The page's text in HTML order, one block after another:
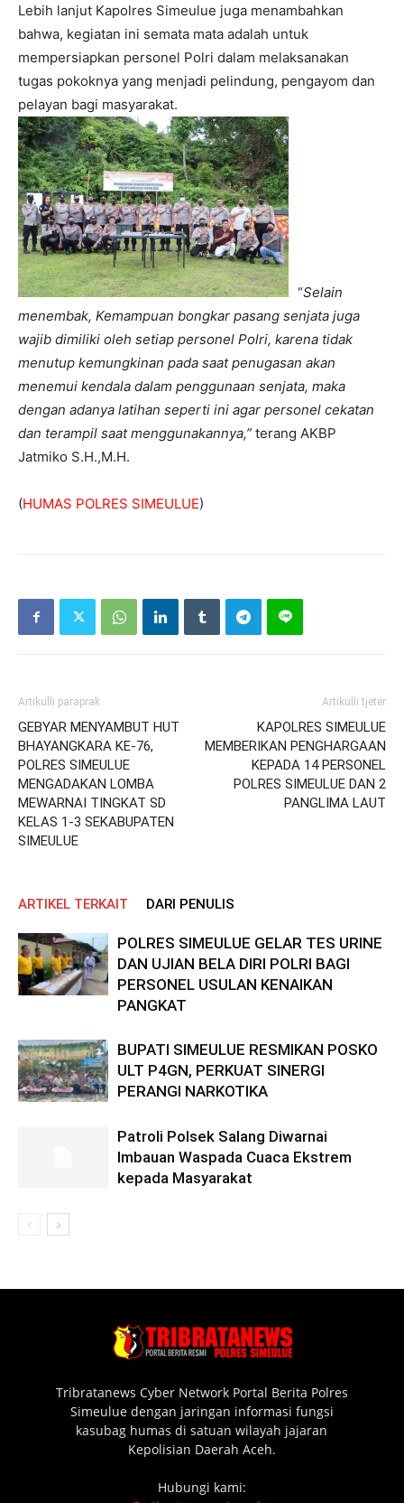
Lebih lanjut Kapolres Simeulue juga menambahkan
bahwa, kegiatan ini semata mata adalah untuk
mempersiapkan personel Polri dalam melaksanakan
tugas pokoknya yang menjadi pelindung, pengayom dan
pelayan bagi masyarakat.
“Selain
menembak, Kemampuan bongkar pasang senjata juga
wajib dimiliki oleh setiap personel Polri, karena tidak
menutup kemungkinan pada saat penugasan akan
menemui kendala dalam penggunaan senjata, maka
dengan adanya latihan seperti ini agar personel cekatan
dan terampil saat menggunakannya,” terang AKBP
Jatmiko S.H.,M.H.
(HUMAS POLRES SIMEULUE)
Artikulli paraprak
GEBYAR MENYAMBUT HUT
BHAYANGKARA KE-76,
POLRES SIMEULUE
MENGADAKAN LOMBA
MEWARNAI TINGKAT SD
KELAS 1-3 SEKABUPATEN
SIMEULUE
Artikulli tjetër
KAPOLRES SIMEULUE
MEMBERIKAN PENGHARGAAN
KEPADA 14 PERSONEL
POLRES SIMEULUE DAN 2
PANGLIMA LAUT
ARTIKEL TERKAIT DARI PENULIS
POLRES SIMEULUE GELAR TES URINE
DAN UJIAN BELA DIRI POLRI BAGI
PERSONEL USULAN KENAIKAN
PANGKAT
BUPATI SIMEULUE RESMIKAN POSKO
ULT P4GN, PERKUAT SINERGI
PERANGI NARKOTIKA
Patroli Polsek Salang Diwarnai
Imbauan Waspada Cuaca Ekstrem
kepada Masyarakat
Tribratanews Cyber Network Portal Berita Polres
Simeulue dengan jaringan informasi fungsi
kasubag humas di satuan wilayah jajaran
Kepolisian Daerah Aceh.
Hubungi kami: